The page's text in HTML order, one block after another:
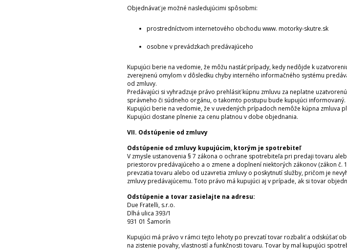
Objednávať je možné nasledujúcimi spôsobmi:
prostredníctvom internetového obchodu www. motorky-skutre.sk
osobne v prevádzkach predávajúceho
Kupujúci berie na vedomie, že môžu nastáť prípady, kedy nedôjde k
zverejnenú omylom v dôsledku chyby interného informačného systému
od zmluvy.
Predávajúci si vyhradzuje právo prehlásiť kúpnu zmluvu za neplatne
správneho či súdneho orgánu, o takomto postupu bude kupujúci informovaný.
Kupujúci berie na vedomie, že v uvedených prípadoch nemôže kúpna zmluva
Kupujúci dostane plnenie za cenu platnou v dobe objednania.
VII. Odstúpenie od zmluvy
Odstúpenie od zmluvy kupujúcim, ktorým je spotrebiteľ
V zmysle ustanovenia § 7 zákona o ochrane spotrebiteľa pri predaji tovaru
priestorov predávajúceho a o zmene a doplnení niektorých zákonov (zákon
prevzatia tovaru alebo od uzavretia zmluvy o poskytnutí služby, pričom je
zmluvy predávajúcemu. Toto právo má kupujúci aj v prípade, ak si tovar
Odstúpenie a tovar zasielajte na adresu:
Due Fratelli, s.r.o.
Dlhá ulica 393/1
931 01 Šamorín
Kupujúci má právo v rámci tejto lehoty po prevzatí tovar rozbaliť a odskúšať
na zistenie povahy, vlastností a funkčnosti tovaru. Tovar by mal kupujúci